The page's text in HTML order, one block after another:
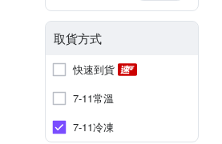
取貨方式
快速到貨
7-11常溫
7-11冷凍